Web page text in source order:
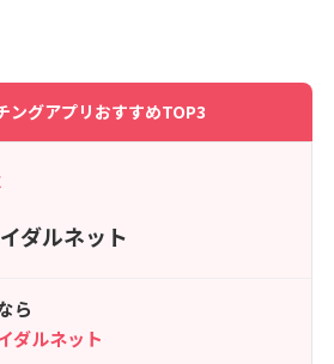
ングアプリおすすめTOP3
ダルネット
ら
ダルネット